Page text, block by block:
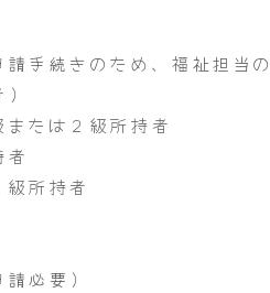
手続きのため、福祉担当
または２級所持者
者
級所持者
必要）